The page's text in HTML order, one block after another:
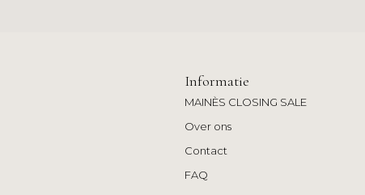
Informatie
MAINÈS CLOSING SALE
Over ons
Contact
FAQ